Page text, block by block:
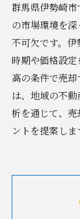
群馬県伊勢崎
の市場環境を
不可欠です。
時期や価格設
高の条件で売
は、地域の不
析を通じて、
ントを提案しま